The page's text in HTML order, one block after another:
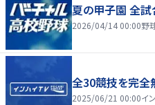
夏の甲子園 全試
2026/04/14 00:00野
全30競技を完全
2025/06/21 00:00イ